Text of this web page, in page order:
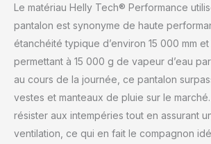
Le matériau Helly Tech® Performance
pantalon est synonyme de haute
étanchéité typique d’environ 15 000 mm
permettant à 15 000 g de vapeur d’eau
au cours de la journée, ce pantalon
vestes et manteaux de pluie sur le
résister aux intempéries tout en assurant
ventilation, ce qui en fait le compagnon